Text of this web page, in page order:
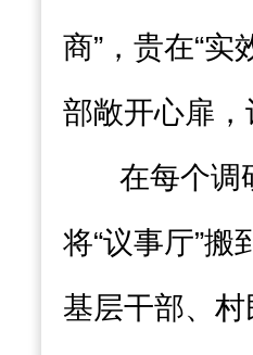
商”，贵在“
部敞开心扉
在每个调
将“议事厅”
基层干部、